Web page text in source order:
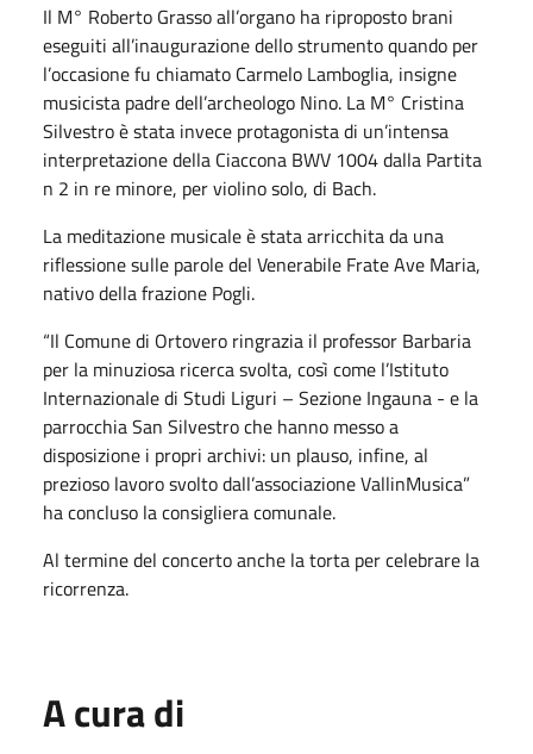
Il M° Roberto Grasso all’organo ha riproposto brani
eseguiti all’inaugurazione dello strumento quando per
l’occasione fu chiamato Carmelo Lamboglia, insigne
musicista padre dell’archeologo Nino. La M° Cristina
Silvestro è stata invece protagonista di un’intensa
interpretazione della Ciaccona BWV 1004 dalla Partita
n 2 in re minore, per violino solo, di Bach.
La meditazione musicale è stata arricchita da una
riflessione sulle parole del Venerabile Frate Ave Maria,
nativo della frazione Pogli.
“Il Comune di Ortovero ringrazia il professor Barbaria
per la minuziosa ricerca svolta, così come l’Istituto
Internazionale di Studi Liguri – Sezione Ingauna - e la
parrocchia San Silvestro che hanno messo a
disposizione i propri archivi: un plauso, infine, al
prezioso lavoro svolto dall’associazione VallinMusica”
ha concluso la consigliera comunale.
Al termine del concerto anche la torta per celebrare la
ricorrenza.
A cura di